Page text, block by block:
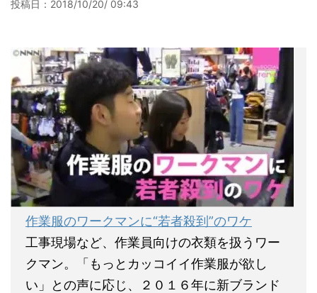
投稿日： 2018/10/20/ 09:43
作業服のワークマンに“若者殺到”のワケ
工事現場など、作業員向けの衣類を扱うワー
クマン。「もっとカッコイイ作業服が欲し
い」との声に応じ、２０１６年に新ブランド